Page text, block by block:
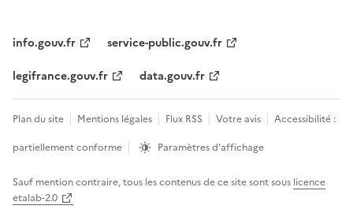
info.gouv.fr
service-public.gouv.fr
legifrance.gouv.fr
data.gouv.fr
Plan du site Mentions légales Flux RSS Votre avis
Accessibilité :
partiellement conforme
Paramètres d'affichage
Sauf mention contraire, tous les contenus de ce site sont sous licence
etalab-2.0